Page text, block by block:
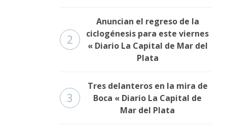
2
Anuncian el regreso de la
ciclogénesis para este viernes
« Diario La Capital de Mar del
Plata
3
Tres delanteros en la mira de
Boca « Diario La Capital de
Mar del Plata